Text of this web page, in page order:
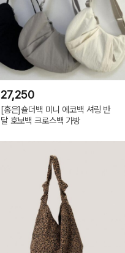
27,250
[홍은]숄더백 미니 에코백 셔링 반
달 호보백 크로스백 가방